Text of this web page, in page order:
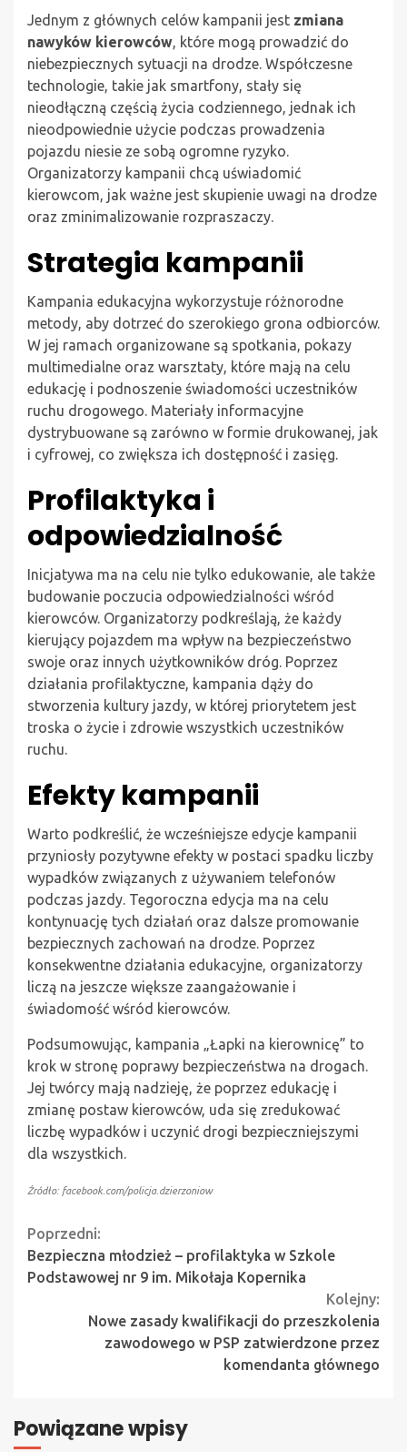
Jednym z głównych celów kampanii jest zmiana
nawyków kierowców, które mogą prowadzić do
niebezpiecznych sytuacji na drodze. Współczesne
technologie, takie jak smartfony, stały się
nieodłączną częścią życia codziennego, jednak ich
nieodpowiednie użycie podczas prowadzenia
pojazdu niesie ze sobą ogromne ryzyko.
Organizatorzy kampanii chcą uświadomić
kierowcom, jak ważne jest skupienie uwagi na drodze
oraz zminimalizowanie rozpraszaczy.
Strategia kampanii
Kampania edukacyjna wykorzystuje różnorodne
metody, aby dotrzeć do szerokiego grona odbiorców.
W jej ramach organizowane są spotkania, pokazy
multimedialne oraz warsztaty, które mają na celu
edukację i podnoszenie świadomości uczestników
ruchu drogowego. Materiały informacyjne
dystrybuowane są zarówno w formie drukowanej, jak
i cyfrowej, co zwiększa ich dostępność i zasięg.
Profilaktyka i
odpowiedzialność
Inicjatywa ma na celu nie tylko edukowanie, ale także
budowanie poczucia odpowiedzialności wśród
kierowców. Organizatorzy podkreślają, że każdy
kierujący pojazdem ma wpływ na bezpieczeństwo
swoje oraz innych użytkowników dróg. Poprzez
działania profilaktyczne, kampania dąży do
stworzenia kultury jazdy, w której priorytetem jest
troska o życie i zdrowie wszystkich uczestników
ruchu.
Efekty kampanii
Warto podkreślić, że wcześniejsze edycje kampanii
przyniosły pozytywne efekty w postaci spadku liczby
wypadków związanych z używaniem telefonów
podczas jazdy. Tegoroczna edycja ma na celu
kontynuację tych działań oraz dalsze promowanie
bezpiecznych zachowań na drodze. Poprzez
konsekwentne działania edukacyjne, organizatorzy
liczą na jeszcze większe zaangażowanie i
świadomość wśród kierowców.
Podsumowując, kampania „Łapki na kierownicę” to
krok w stronę poprawy bezpieczeństwa na drogach.
Jej twórcy mają nadzieję, że poprzez edukację i
zmianę postaw kierowców, uda się zredukować
liczbę wypadków i uczynić drogi bezpieczniejszymi
dla wszystkich.
Źródło: facebook.com/policja.dzierzoniow
Continue
Reading
Poprzedni:
Bezpieczna młodzież – profilaktyka w Szkole
Podstawowej nr 9 im. Mikołaja Kopernika
Kolejny:
Nowe zasady kwalifikacji do przeszkolenia
zawodowego w PSP zatwierdzone przez
komendanta głównego
Powiązane wpisy